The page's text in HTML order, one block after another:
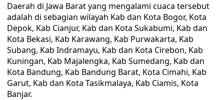
Daerah di Jawa Barat yang mengalami cuaca tersebut
adalah di sebagian wilayah Kab dan Kota Bogor, Kota
Depok, Kab Cianjur, Kab dan Kota Sukabumi, Kab dan
Kota Bekasi, Kab Karawang, Kab Purwakarta, Kab
Subang, Kab Indramayu, Kab dan Kota Cirebon, Kab
Kuningan, Kab Majalengka, Kab Sumedang, Kab dan
Kota Bandung, Kab Bandung Barat, Kota Cimahi, Kab
Garut, Kab dan Kota Tasikmalaya, Kab Ciamis, Kota
Banjar.